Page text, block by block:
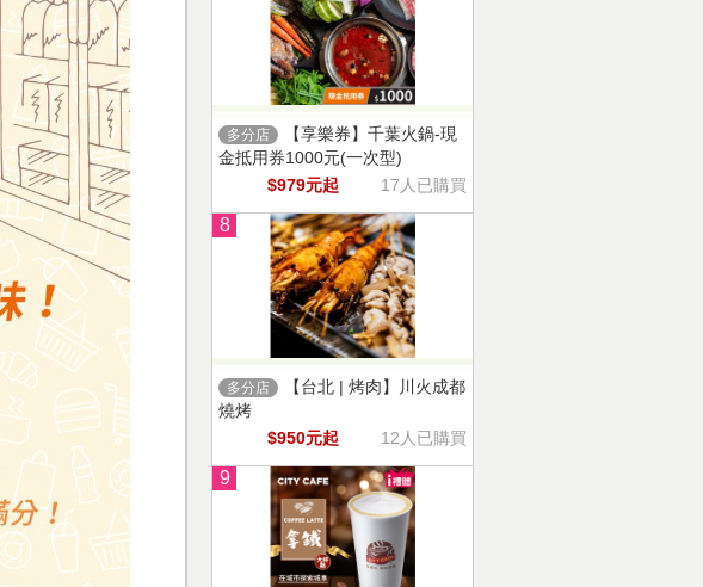
多分店
【享樂券】千葉火鍋-現
金抵用券1000元(一次型)
$979元起
17人已購買
8
多分店
【台北 | 烤肉】川火成都
燒烤
$950元起
12人已購買
9